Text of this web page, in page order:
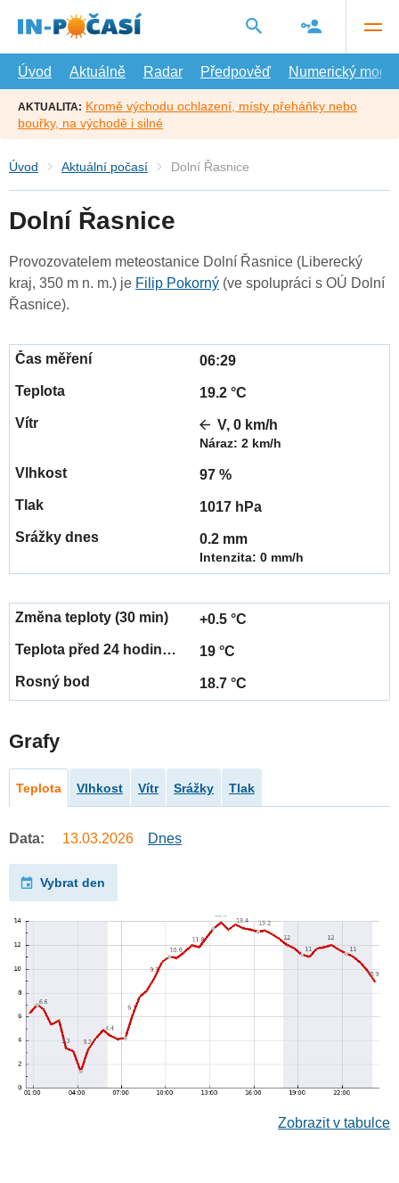
hlavní
Úvod
Aktuálně Radar Předpověď Numerický model
AKTUALITA: Kromě východu ochlazení, místy přeháňky nebo
bouřky, na východě i silné
Úvod Aktuální počasí Dolní Řasnice
Dolní Řasnice
Provozovatelem meteostanice Dolní Řasnice (Liberecký
kraj, 350 m n. m.) je Filip Pokorný (ve spolupráci s OÚ Dolní
Řasnice).
06:29
19.2 °C
V, 0 km/h
Náraz: 2 km/h
97 %
1017 hPa
0.2 mm
Intenzita: 0 mm/h
+0.5 °C
19 °C
18.7 °C
Grafy
Teplota Vlhkost Vítr Srážky Tlak
Data: 13.03.2026 Dnes
Vybrat den
Zobrazit v tabulce